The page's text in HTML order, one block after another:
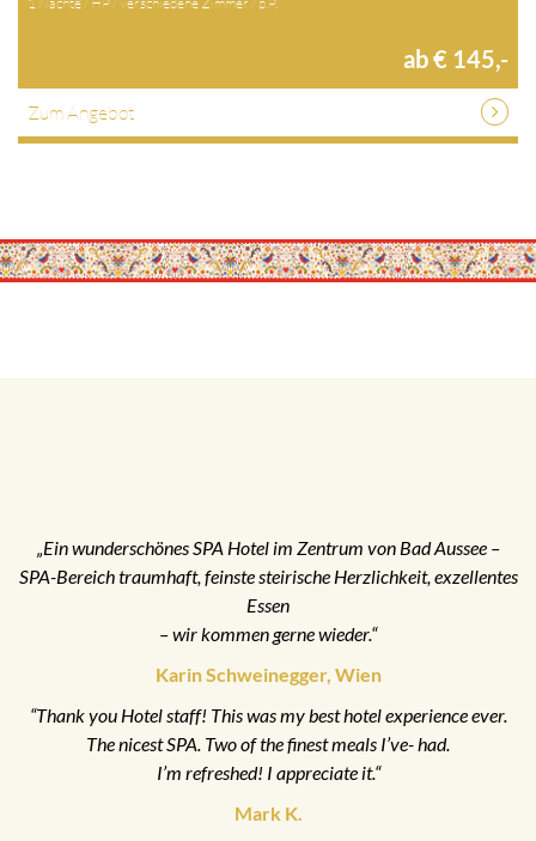
ab € 145,-
Zum Angebot
„Ein wunderschönes SPA Hotel im Zentrum von Bad Aussee –
SPA-Bereich traumhaft, feinste steirische Herzlichkeit, exzellentes
Essen
– wir kommen gerne wieder.“
Karin Schweinegger, Wien
“Thank you Hotel staff! This was my best hotel experience ever.
The nicest SPA. Two of the finest meals I’ve- had.
I’m refreshed! I appreciate it.“
Mark K.